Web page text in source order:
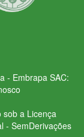
- Embrapa SAC:
a Licença
- SemDerivações